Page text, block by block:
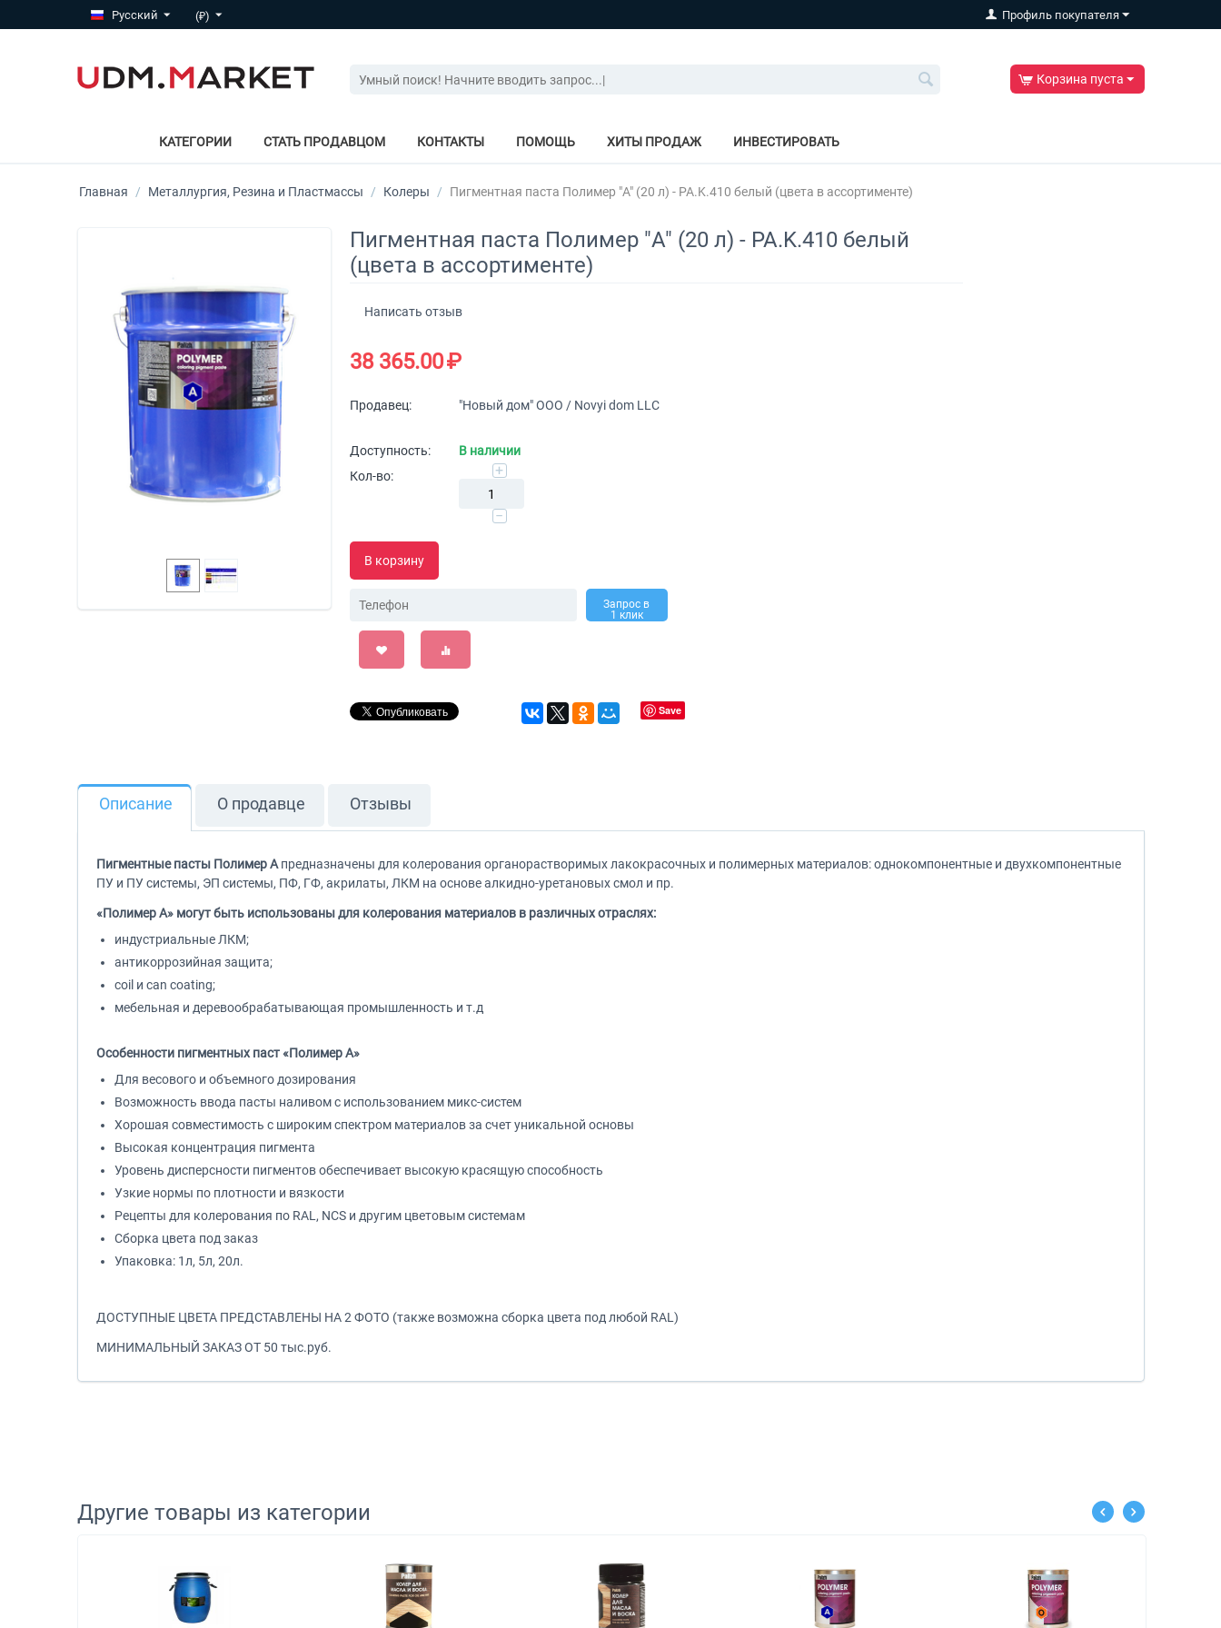
Русский (₽) Профиль покупателя
Корзина пуста
КАТЕГОРИИ СТАТЬ ПРОДАВЦОМ КОНТАКТЫ ПОМОЩЬ ХИТЫ ПРОДАЖ ИНВЕСТИРОВАТЬ
Главная / Металлургия, Резина и Пластмассы / Колеры / Пигментная паста Полимер "A" (20 л) - PA.K.410 белый (цвета в ассортименте)
Пигментная паста Полимер "A" (20 л) - PA.K.410 белый
(цвета в ассортименте)
Написать отзыв
38 365.00₽
Продавец: "Новый дом" ООО / Novyi dom LLC
Доступность:
В наличии
Кол-во:
+
−
В корзину
Запрос в
1 клик
Save
Описание О продавце Отзывы
Пигментные пасты Полимер A предназначены для колерования органорастворимых лакокрасочных и полимерных материалов: однокомпонентные и двухкомпонентные
ПУ и ПУ системы, ЭП системы, ПФ, ГФ, акрилаты, ЛКМ на основе алкидно-уретановых смол и пр.
«Полимер А» могут быть использованы для колерования материалов в различных отраслях:
индустриальные ЛКМ;
антикоррозийная защита;
coil и can coating;
мебельная и деревообрабатывающая промышленность и т.д
Особенности пигментных паст «Полимер А»
Для весового и объемного дозирования
Возможность ввода пасты наливом с использованием микс-систем
Хорошая совместимость с широким спектром материалов за счет уникальной основы
Высокая концентрация пигмента
Уровень дисперсности пигментов обеспечивает высокую красящую способность
Узкие нормы по плотности и вязкости
Рецепты для колерования по RAL, NCS и другим цветовым системам
Сборка цвета под заказ
Упаковка: 1л, 5л, 20л.
ДОСТУПНЫЕ ЦВЕТА ПРЕДСТАВЛЕНЫ НА 2 ФОТО (также возможна сборка цвета под любой RAL)
МИНИМАЛЬНЫЙ ЗАКАЗ ОТ 50 тыс.руб.
Другие товары из категории